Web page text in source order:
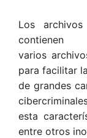
Los
contienen
varios
para facilitar
de grandes
esta
entre otros